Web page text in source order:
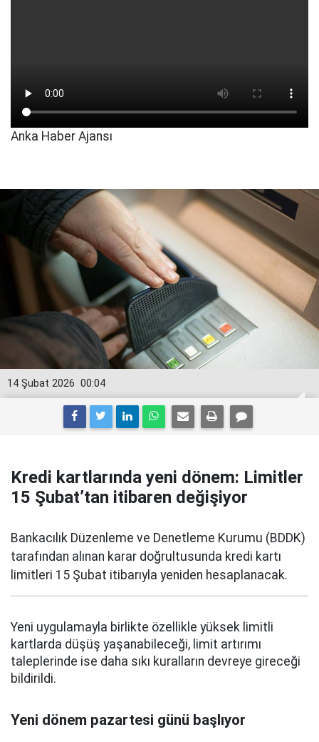
Anka Haber Ajansı
00:04
14 Şubat 2026
Kredi kartlarında yeni dönem: Limitler
15 Şubat’tan itibaren değişiyor
Bankacılık Düzenleme ve Denetleme Kurumu (BDDK)
tarafından alınan karar doğrultusunda kredi kartı
limitleri 15 Şubat itibarıyla yeniden hesaplanacak.
Yeni uygulamayla birlikte özellikle yüksek limitli
kartlarda düşüş yaşanabileceği, limit artırımı
taleplerinde ise daha sıkı kuralların devreye gireceği
bildirildi.
Yeni dönem pazartesi günü başlıyor